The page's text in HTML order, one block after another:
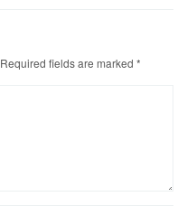
Required fields are marked *